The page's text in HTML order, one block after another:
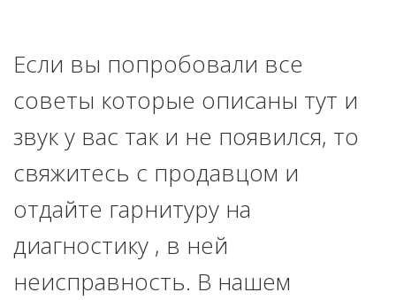
Если вы попробовали все
советы которые описаны тут и
звук у вас так и не появился, то
свяжитесь с продавцом и
отдайте гарнитуру на
диагностику , в ней
неисправность. В нашем